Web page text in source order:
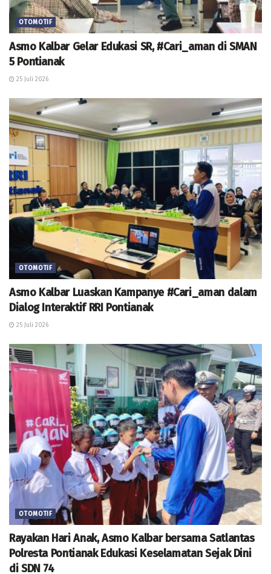
OTOMOTIF
Asmo Kalbar Gelar Edukasi SR, #Cari_aman di SMAN
5 Pontianak
25 Juli 2026
OTOMOTIF
Asmo Kalbar Luaskan Kampanye #Cari_aman dalam
Dialog Interaktif RRI Pontianak
25 Juli 2026
OTOMOTIF
Rayakan Hari Anak, Asmo Kalbar bersama Satlantas
Polresta Pontianak Edukasi Keselamatan Sejak Dini
di SDN 74